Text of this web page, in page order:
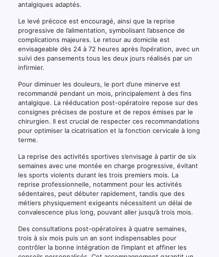
antalgiques adaptés.
Le levé précoce est encouragé, ainsi que la reprise
progressive de l’alimentation, symbolisant l’absence de
complications majeures. Le retour au domicile est
envisageable dès 24 à 72 heures après l’opération, avec un
suivi des pansements tous les deux jours réalisés par un
infirmier.
Pour diminuer les douleurs, le port d’une minerve est
recommandé pendant un mois, principalement à des fins
antalgique. La rééducation post-opératoire repose sur des
consignes précises de posture et de repos émises par le
chirurgien. Il est crucial de respecter ces recommandations
pour optimiser la cicatrisation et la fonction cervicale à long
terme.
La reprise des activités sportives s’envisage à partir de six
semaines avec une montée en charge progressive, évitant
les sports violents durant les trois premiers mois. La
reprise professionnelle, notamment pour les activités
sédentaires, peut débuter rapidement, tandis que des
métiers physiquement exigeants nécessitent un délai de
convalescence plus long, pouvant aller jusqu’à trois mois.
Des consultations post-opératoires à quatre semaines,
trois à six mois puis un an sont indispensables pour
contrôler la bonne intégration de l’implant et affiner les